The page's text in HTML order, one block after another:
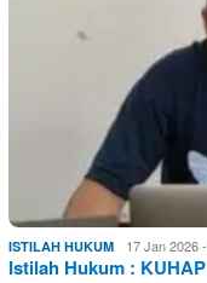
ISTILAH HUKUM 17 Jan 2026
Istilah Hukum :